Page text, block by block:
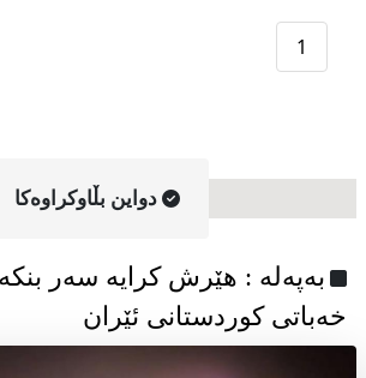
1
دواین بڵاوکراوه‌کا
به‌په‌له‌ : هێرش کرایە سەر
خەباتی کوردستانی ئێران